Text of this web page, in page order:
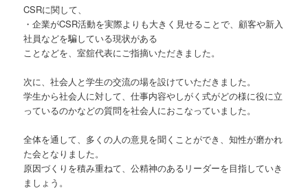
CSRに関して、
・企業がCSR活動を実際よりも大きく見せることで、顧客や新入
社員などを騙している現状がある
ことなどを、室舘代表にご指摘いただきました。
次に、社会人と学生の交流の場を設けていただきました。
学生から社会人に対して、仕事内容やしがく式がどの様に役に立
っているのかなどの質問を社会人におこなっていました。
全体を通して、多くの人の意見を聞くことができ、知性が磨かれ
た会となりました。
原因づくりを積み重ねて、公精神のあるリーダーを目指していき
ましょう。